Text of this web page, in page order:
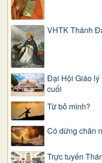
VHTK Thánh
Đại Hội Giáo lý
cuối
Từ bỏ mình?
Có dừng chân
Trực tuyến